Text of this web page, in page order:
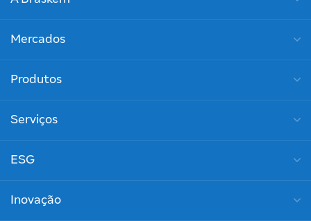
Mercados
Produtos
Serviços
ESG
Inovação